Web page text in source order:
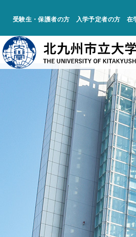
受験生・保護者の方 入学予定者の方 在